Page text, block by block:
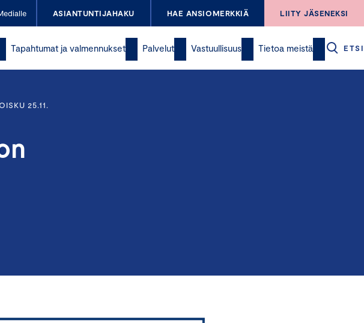
ASIANTUNTIJAHAKU HAE ANSIOMERKKIÄ LIITY JÄSENEKSI
Tapahtumat ja valmennukset Palvelut Vastuullisuus Tietoa meistä ETSI
25.11.